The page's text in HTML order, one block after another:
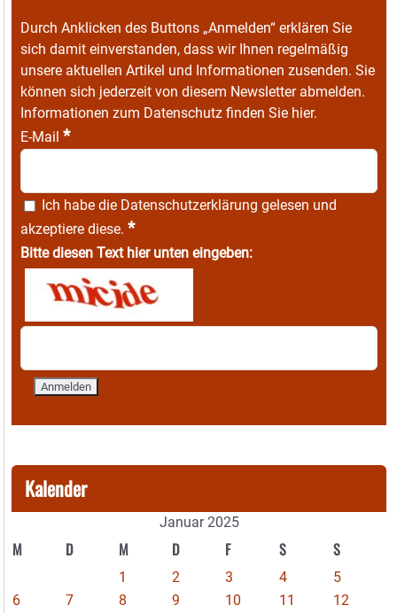
Durch Anklicken des Buttons „Anmelden“ erklären Sie
sich damit einverstanden, dass wir Ihnen regelmäßig
unsere aktuellen Artikel und Informationen zusenden. Sie
können sich jederzeit von diesem Newsletter abmelden.
Informationen zum Datenschutz finden Sie hier.
E-Mail *
Ich habe die Datenschutzerklärung gelesen und
akzeptiere diese. *
Bitte diesen Text hier unten eingeben:
Kalender
Januar 2025
M D M D F S S
1 2 3 4
5
6
7 8 9 10 11
12